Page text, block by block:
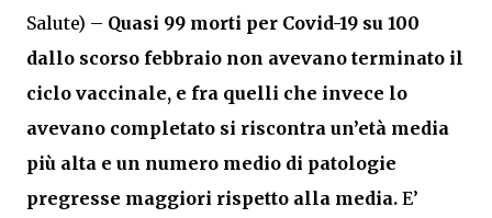
Salute) – Quasi 99 morti per Covid-19 su 100
dallo scorso febbraio non avevano terminato il
ciclo vaccinale, e fra quelli che invece lo
avevano completato si riscontra un’età media
più alta e un numero medio di patologie
pregresse maggiori rispetto alla media. E’